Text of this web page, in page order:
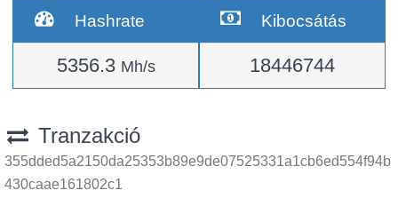
Hashrate
5356.3 Mh/s
Kibocsátás
18446744
Tranzakció
355dded5a2150da25353b89e9de07525331a1cb6ed554f94b
430caae161802c1